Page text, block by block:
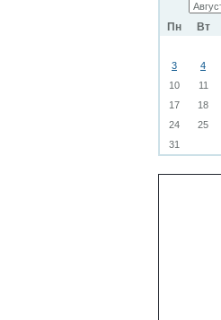
Пн Вт
3
4
10
11
17
18
24
25
31